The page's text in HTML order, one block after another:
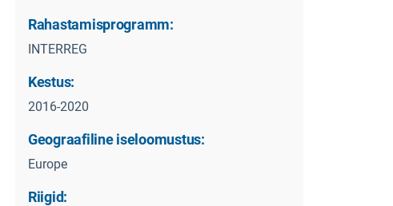
Rahastamisprogramm:
INTERREG
Kestus:
2016-2020
Geograafiline iseloomustus:
Europe
Riigid: